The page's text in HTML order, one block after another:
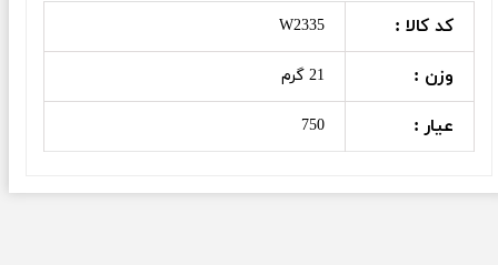
کد کالا : W2335
وزن : 21 گرم
عیار : 750